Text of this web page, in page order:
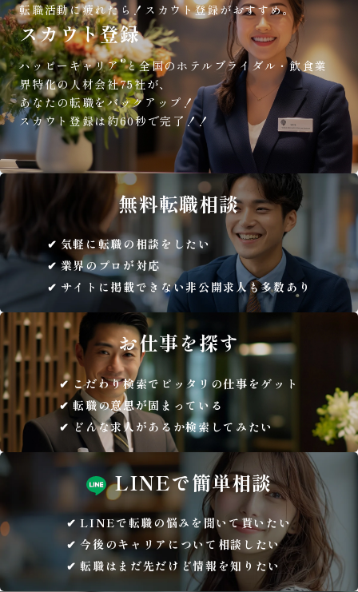
転職活動に疲れたら！ スカウト登録がおすすめ。
スカウト登録
ハッピーキャリア®と全国のホテルブライダル・飲食業
界特化の人材会社75社が、
あなたの転職をバックアップ！
スカウト登録は約60秒で完了！！
無料転職相談
気軽に転職の相談をしたい
業界のプロが対応
サイトに掲載できない非公開求人も多数あり
お仕事を探す
こだわり検索でピッタリの仕事をゲット
転職の意思が固まっている
どんな求人があるか検索してみたい
LINEで簡単相談
LINEで転職の悩みを聞いて貰いたい
今後のキャリアについて相談したい
転職はまだ先だけど情報を知りたい